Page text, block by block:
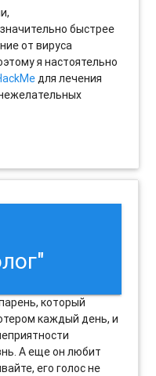
быстрее
от вируса
я настоятельно
для лечения
который
каждый день, и
А еще он любит
его голос не